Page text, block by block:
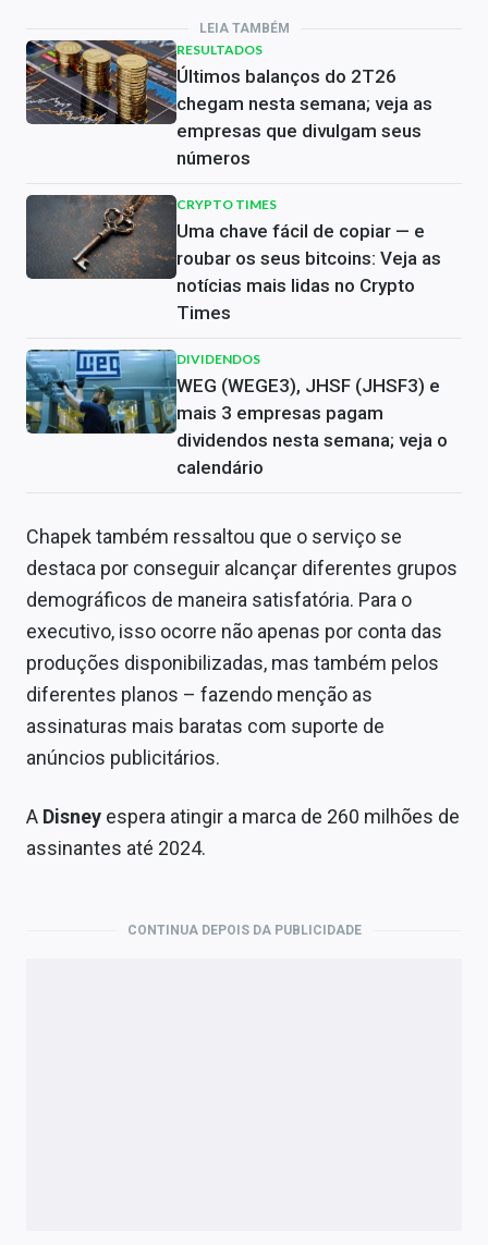
LEIA TAMBÉM
RESULTADOS
Últimos balanços do 2T26
chegam nesta semana; veja as
empresas que divulgam seus
números
CRYPTO TIMES
Uma chave fácil de copiar — e
roubar os seus bitcoins: Veja as
notícias mais lidas no Crypto
Times
DIVIDENDOS
WEG (WEGE3), JHSF (JHSF3) e
mais 3 empresas pagam
dividendos nesta semana; veja o
calendário
Chapek também ressaltou que o serviço se
destaca por conseguir alcançar diferentes grupos
demográficos de maneira satisfatória. Para o
executivo, isso ocorre não apenas por conta das
produções disponibilizadas, mas também pelos
diferentes planos – fazendo menção as
assinaturas mais baratas com suporte de
anúncios publicitários.
A Disney espera atingir a marca de 260 milhões de
assinantes até 2024.
CONTINUA DEPOIS DA PUBLICIDADE